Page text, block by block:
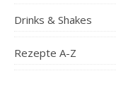
Drinks & Shakes
Rezepte A-Z